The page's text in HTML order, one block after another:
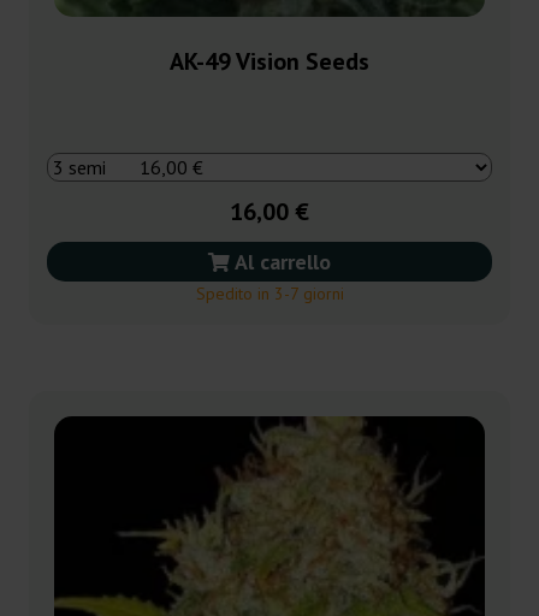
AK-49 Vision Seeds
16,00 €
Al carrello
Spedito in 3-7 giorni